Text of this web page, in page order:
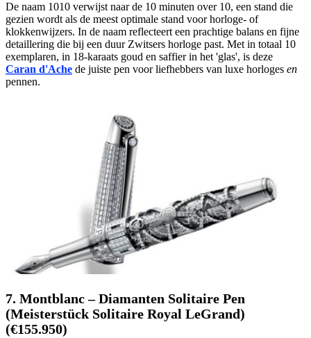
De naam 1010 verwijst naar de 10 minuten over 10, een stand die
gezien wordt als de meest optimale stand voor horloge- of
klokkenwijzers. In de naam reflecteert een prachtige balans en fijne
detaillering die bij een duur Zwitsers horloge past. Met in totaal 10
exemplaren, in 18-karaats goud en saffier in het 'glas', is deze
Caran d'Ache de juiste pen voor liefhebbers van luxe horloges en
pennen.
7. Montblanc – Diamanten Solitaire Pen
(Meisterstück Solitaire Royal LeGrand)
(€155.950)